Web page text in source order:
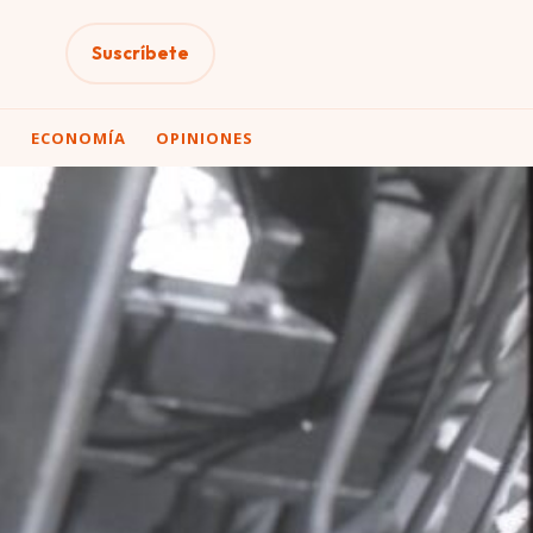
Suscríbete
ECONOMÍA OPINIONES